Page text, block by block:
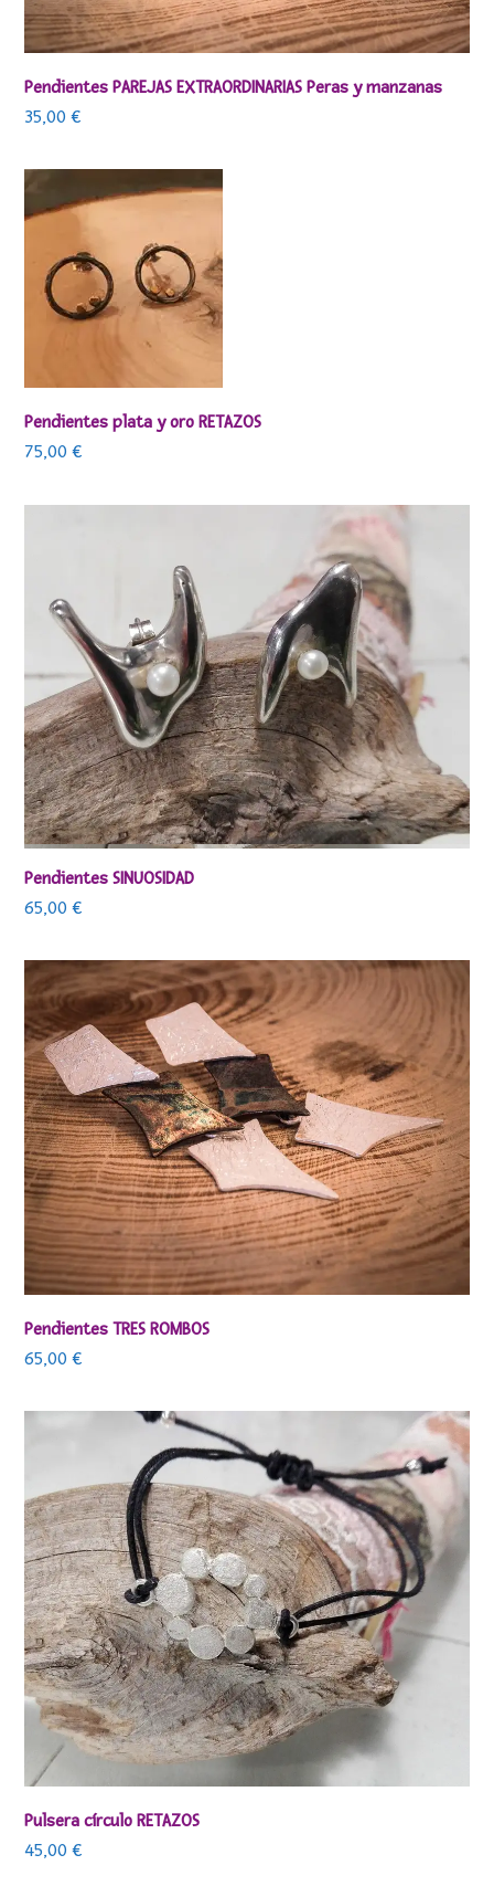
Pendientes PAREJAS EXTRAORDINARIAS Peras y manzanas
35,00€
Pendientes plata y oro RETAZOS
75,00€
Pendientes SINUOSIDAD
65,00€
Pendientes TRES ROMBOS
65,00€
Pulsera círculo RETAZOS
45,00€